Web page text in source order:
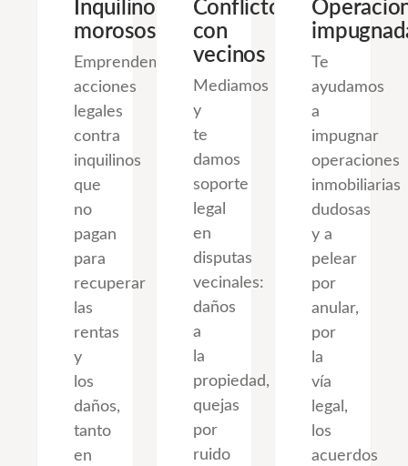
morosos
Emprendemos
acciones
legales
contra
inquilinos
que
no
pagan
para
recuperar
las
rentas
y
los
daños,
tanto
en
con
vecinos
Mediamos
y
te
damos
soporte
legal
en
disputas
vecinales:
daños
a
la
propiedad,
quejas
por
ruido
Te
ayudamos
a
impugnar
operaciones
inmobiliarias
dudosas
y a
pelear
por
anular,
por
la
vía
legal,
los
acuerdos